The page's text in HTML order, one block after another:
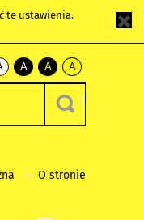
te ustawienia.
A
kontrast
czarnym
A
kontrast
żółty
tekst
czarnym
A
kontrast
czarny
tekst
żółtym
O stronie